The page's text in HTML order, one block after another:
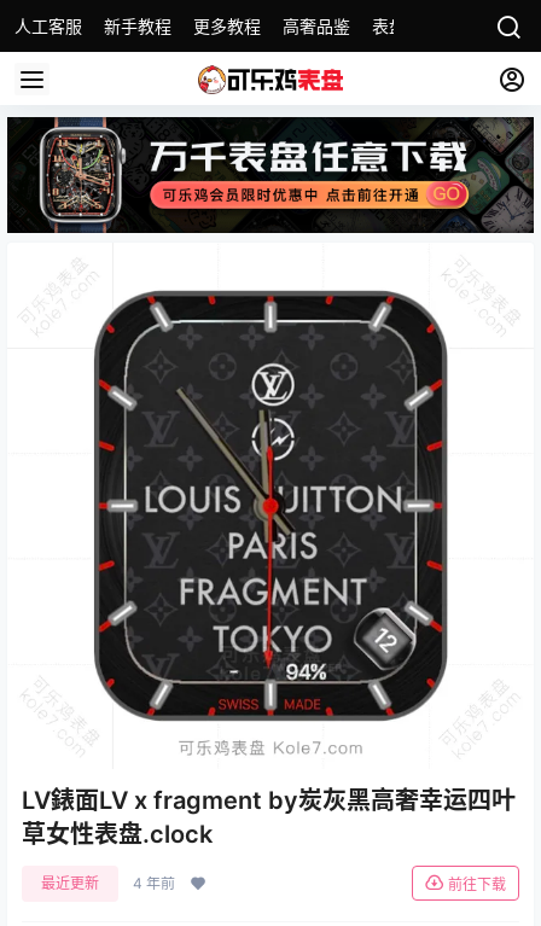
人工客服 新手教程 更多教程 高奢品鉴 表盘精选 名表故事
LV錶面LV x fragment by炭灰黑高奢幸运四叶
草女性表盘.clock
最近更新 4 年前 前往下载